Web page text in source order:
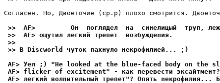
Согласен. Но, Двоеточие (ср.р) плохо смотрится.
>>  AF>         Он  поглядел  на  синелицый  труп,
>>  AF> ощутил легкий трепет  возбуждения.
>>
>> В Discworld чуток пахнуло некрофилией... ;)
AF> Уел ;) "He looked at the blue-faced body on the
AF> flicker of excitement" - как перевести эксайтмент?
AF> легкий волнительный трепет"? Опять некрофилия...